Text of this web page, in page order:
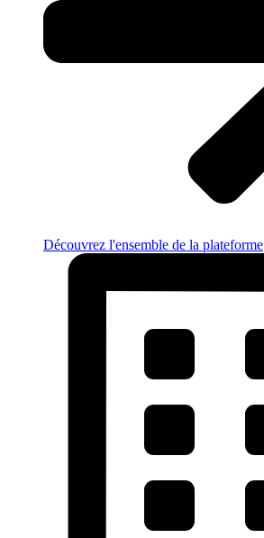
Découvrez l'ensemble de la plateforme